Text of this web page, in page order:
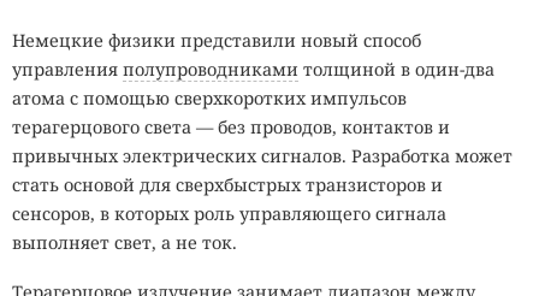
Немецкие физики представили новый способ
управления полупроводниками толщиной в один-два
атома с помощью сверхкоротких импульсов
терагерцового света — без проводов, контактов и
привычных электрических сигналов. Разработка может
стать основой для сверхбыстрых транзисторов и
сенсоров, в которых роль управляющего сигнала
выполняет свет, а не ток.